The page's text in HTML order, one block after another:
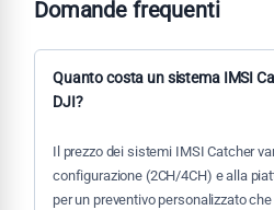
Domande frequenti
Quanto costa un sistema IMSI
DJI?
Il prezzo dei sistemi IMSI Catcher
configurazione (2CH/4CH) e alla
per un preventivo personalizzato